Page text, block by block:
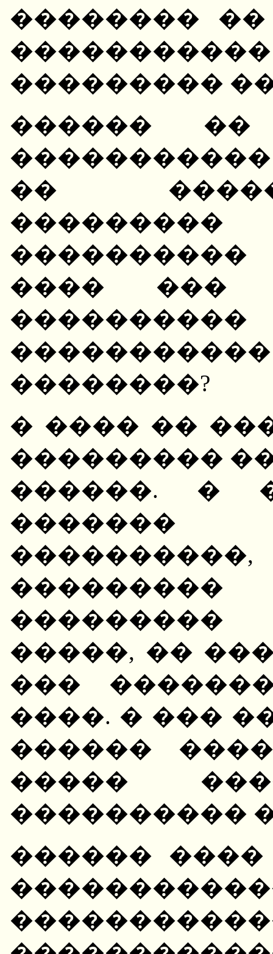
��������
���������
������ ��
��
���������
���� ���
��������?
� ���� ��
���������
������. �
���������
�����, ��
���
����. � ���
������
�����
����������
������